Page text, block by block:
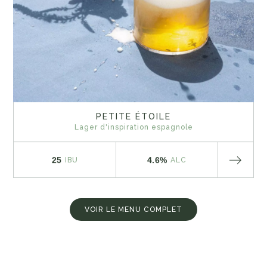
PETITE ÉTOILE
Lager d'inspiration espagnole
25 IBU 4.6% ALC
VOIR LE MENU COMPLET